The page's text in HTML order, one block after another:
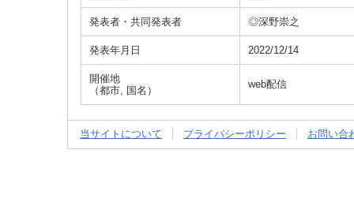
発表者・共同発表者 ◎深野崇之
発表年月日 2022/12/14
開催地
（都市, 国名）
web配信
当サイトについて プライバシーポリシー お問い合